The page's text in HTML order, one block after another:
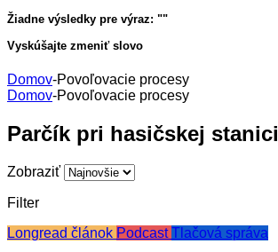
Žiadne výsledky pre výraz: ""
Vyskúšajte zmeniť slovo
Domov-Povoľovacie procesy
Domov-Povoľovacie procesy
Parčík pri hasičskej stanici
Zobraziť
Filter
Longread článok PodcastTlačová správa